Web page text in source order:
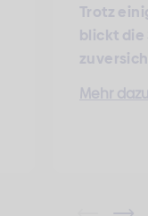
Trotz
blickt die
Mehr